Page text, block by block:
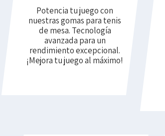
Potencia tu juego con
nuestras gomas para tenis
de mesa. Tecnología
avanzada para un
rendimiento excepcional.
¡Mejora tu juego al máximo!